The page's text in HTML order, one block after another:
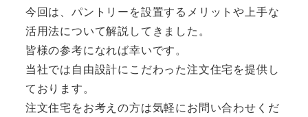
今回は、パントリーを設置するメリットや上手な
活用法について解説してきました。
皆様の参考になれば幸いです。
当社では自由設計にこだわった注文住宅を提供し
ております。
注文住宅をお考えの方は気軽にお問い合わせくだ